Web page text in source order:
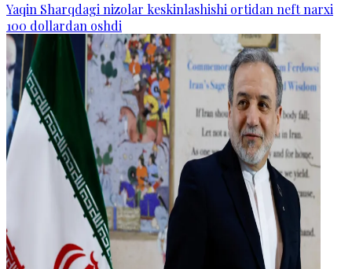
Yaqin Sharqdagi nizolar keskinlashishi ortidan neft narxi
100 dollardan oshdi